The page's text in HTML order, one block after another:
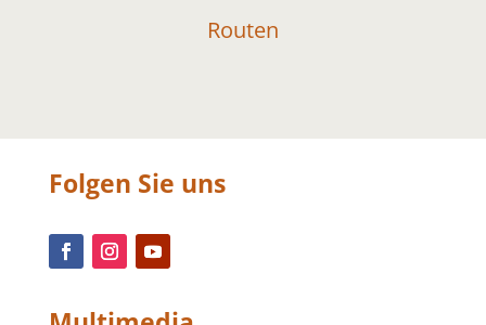
Routen
Folgen Sie uns